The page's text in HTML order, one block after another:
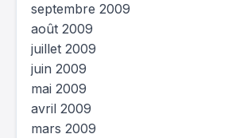
septembre 2009
août 2009
juillet 2009
juin 2009
mai 2009
avril 2009
mars 2009